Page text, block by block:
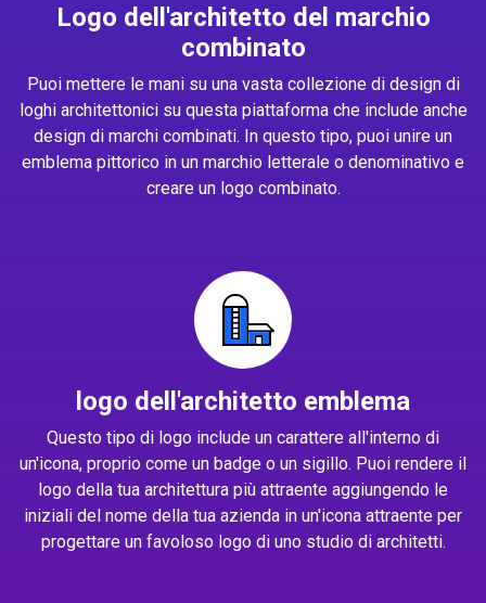
Logo dell'architetto del marchio
combinato
Puoi mettere le mani su una vasta collezione di design di
loghi architettonici su questa piattaforma che include anche
design di marchi combinati. In questo tipo, puoi unire un
emblema pittorico in un marchio letterale o denominativo e
creare un logo combinato.
logo dell'architetto emblema
Questo tipo di logo include un carattere all'interno di
un'icona, proprio come un badge o un sigillo. Puoi rendere il
logo della tua architettura più attraente aggiungendo le
iniziali del nome della tua azienda in un'icona attraente per
progettare un favoloso logo di uno studio di architetti.